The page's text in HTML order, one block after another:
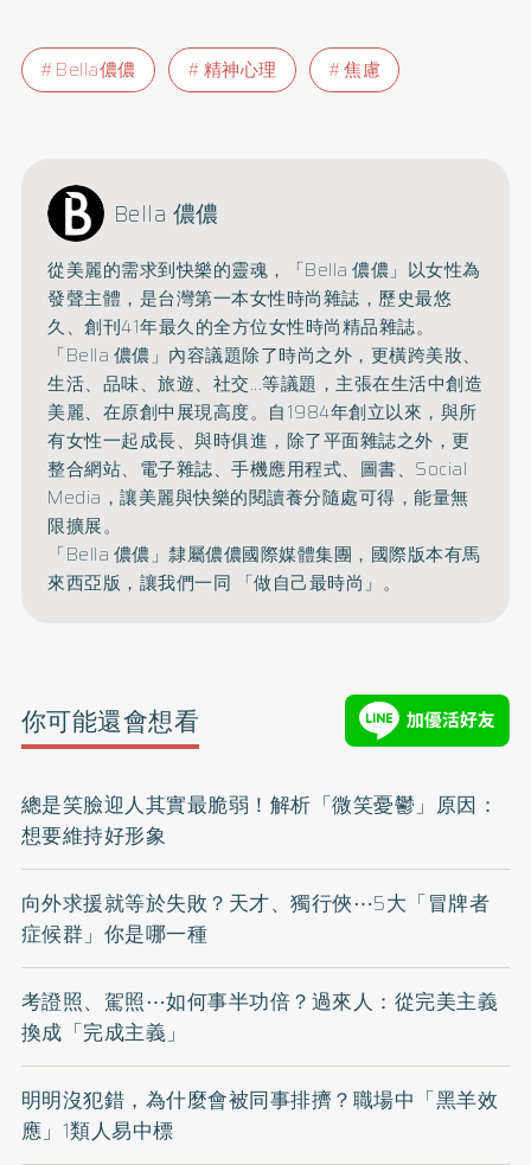
Bella儂儂 精神心理 焦慮
Bella 儂儂
從美麗的需求到快樂的靈魂，「Bella 儂儂」以女性為
發聲主體，是台灣第一本女性時尚雜誌，歷史最悠
久、創刊41年最久的全方位女性時尚精品雜誌。
「Bella 儂儂」內容議題除了時尚之外，更橫跨美妝、
生活、品味、旅遊、 社交...等議題，主張在生活中創造
美麗、在原創中展現高度。 自1984年創立以來，與所
有女性一起成長、與時俱進， 除了平面雜誌之外，更
整合網站、電子雜誌、手機應用程式、圖書、 Social
Media，讓美麗與快樂的閱讀養分隨處可得，能量無
限擴展。
「Bella 儂儂」隸屬儂儂國際媒體集團，國際版本有馬
來西亞版，讓我們一同 「做自己最時尚」。
你可能還會想看
總是笑臉迎人其實最脆弱！解析「微笑憂鬱」原因：
想要維持好形象
向外求援就等於失敗？天才、獨行俠⋯5大「冒牌者
症候群」你是哪一種
考證照、駕照⋯如何事半功倍？過來人：從完美主義
換成「完成主義」
明明沒犯錯，為什麼會被同事排擠？職場中「黑羊效
應」1類人易中標